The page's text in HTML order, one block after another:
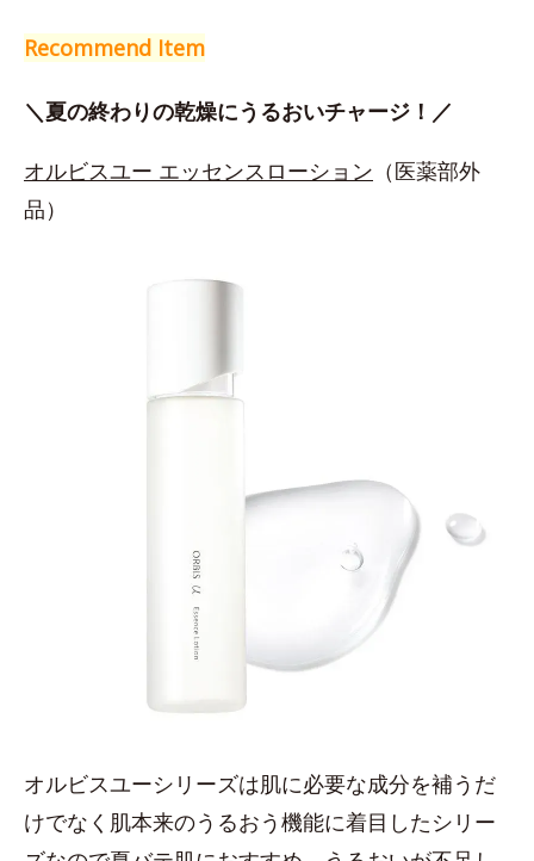
Recommend Item
＼夏の終わりの乾燥にうるおいチャージ！／
オルビスユー エッセンスローション （医薬部外
品）
オルビスユーシリーズは肌に必要な成分を補うだ
けでなく肌本来のうるおう機能に着目したシリー